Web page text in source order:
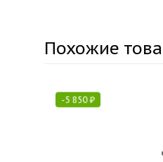
Похожие
-5 850₽